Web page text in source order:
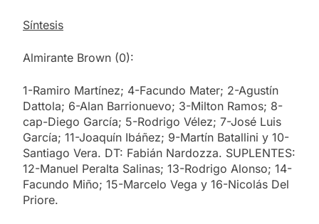
Síntesis
Almirante Brown (0):
1-Ramiro Martínez; 4-Facundo Mater; 2-Agustín
Dattola; 6-Alan Barrionuevo; 3-Milton Ramos; 8-
cap-Diego García; 5-Rodrigo Vélez; 7-José Luis
García; 11-Joaquín Ibáñez; 9-Martín Batallini y 10-
Santiago Vera. DT: Fabián Nardozza. SUPLENTES:
12-Manuel Peralta Salinas; 13-Rodrigo Alonso; 14-
Facundo Miño; 15-Marcelo Vega y 16-Nicolás Del
Priore.